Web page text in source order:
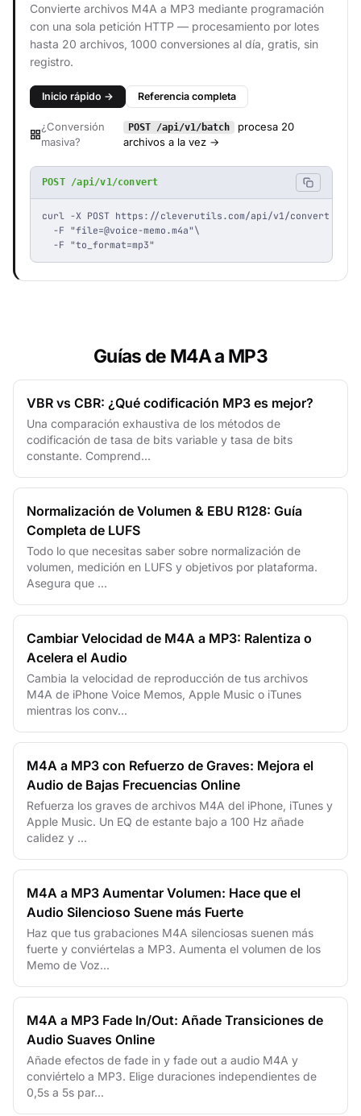
Convierte archivos M4A a MP3 mediante programación
con una sola petición HTTP — procesamiento por lotes
hasta 20 archivos, 1000 conversiones al día, gratis, sin
registro.
Inicio rápido → Referencia completa
¿Conversión
masiva?
POST /api/v1/batch
procesa 20
archivos a la vez →
POST /api/v1/convert
curl -X POST https://cleverutils.com/api/v1/convert \
  -F "
file=@voice-memo.m4a"\
  -F "to_format=mp3"
Guías de M4A a MP3
VBR vs CBR: ¿Qué codificación MP3 es mejor?
Una comparación exhaustiva de los métodos de
codificación de tasa de bits variable y tasa de bits
constante. Comprend...
Normalización de Volumen & EBU R128: Guía
Completa de LUFS
Todo lo que necesitas saber sobre normalización de
volumen, medición en LUFS y objetivos por plataforma.
Asegura que ...
Cambiar Velocidad de M4A a MP3: Ralentiza o
Acelera el Audio
Cambia la velocidad de reproducción de tus archivos
M4A de iPhone Voice Memos, Apple Music o iTunes
mientras los conv...
M4A a MP3 con Refuerzo de Graves: Mejora el
Audio de Bajas Frecuencias Online
Refuerza los graves de archivos M4A del iPhone, iTunes y
Apple Music. Un EQ de estante bajo a 100 Hz añade
calidez y ...
M4A a MP3 Aumentar Volumen: Hace que el
Audio Silencioso Suene más Fuerte
Haz que tus grabaciones M4A silenciosas suenen más
fuerte y conviértelas a MP3. Aumenta el volumen de los
Memo de Voz...
M4A a MP3 Fade In/Out: Añade Transiciones de
Audio Suaves Online
Añade efectos de fade in y fade out a audio M4A y
conviértelo a MP3. Elige duraciones independientes de
0,5s a 5s par...